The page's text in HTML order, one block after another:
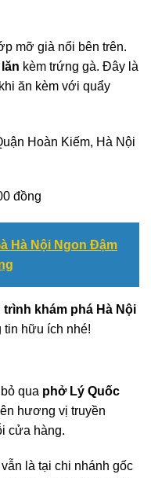
mỡ già nổi bên trên.
kèm trứng gà. Đây là
ăn kèm với quẩy
Hoàn Kiếm, Hà Nội
đồng
Hà Nội Ngon Đậm
trình khám phá Hà Nội
tin hữu ích nhé!
qua phở Lý Quốc
hương vị truyền
cửa hàng.
là tại chi nhánh gốc